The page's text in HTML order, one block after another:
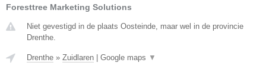
Foresttree Marketing Solutions
Niet gevestigd in de plaats Oosteinde, maar wel in de provincie
Drenthe.
Drenthe » Zuidlaren Google maps ▼